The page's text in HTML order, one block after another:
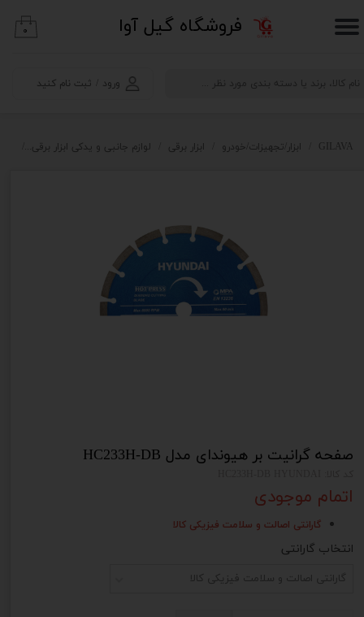
​فروشگاه گیل آوا
ورود ثبت نام کنید
حساب کاربری من
خروج از حساب کاربری
۰
GILAVA ابزار/تجهیزات/خودرو ابزار برقی لوازم جانبی و یدکی ابزار برقی
صفحه گرانیت بر هیوندای مدل HC233H-DB
اتمام موجودی
گارانتی اصالت و سلامت فیزیکی کالا
انتخاب گارانتی
گارانتی اصالت و سلامت فیزیکی کالا